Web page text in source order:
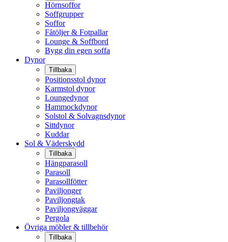
Hörnsoffor
Soffgrupper
Soffor
Fåtöljer & Fotpallar
Lounge & Soffbord
Bygg din egen soffa
Dynor
Tillbaka
Positionsstol dynor
Karmstol dynor
Loungedynor
Hammockdynor
Solstol & Solvagnsdynor
Sittdynor
Kuddar
Sol & Väderskydd
Tillbaka
Hängparasoll
Parasoll
Parasollfötter
Paviljonger
Paviljongtak
Paviljongväggar
Pergola
Övriga möbler & tillbehör
Tillbaka